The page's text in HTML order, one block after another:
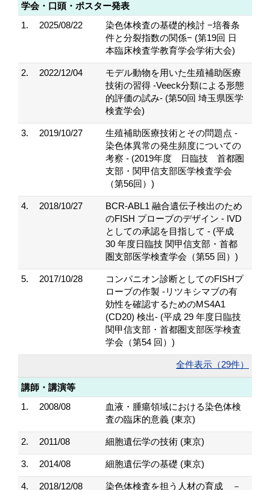
学会・口頭・ポスター発表
1.
2025/08/22
染色体検査の基礎的検討 −培養条
件と分裂指数の関係− (第19回 日
本臨床検査学教育学会学術大会)
2. 2022/12/04
モデル動物を用いた生殖補助医療
技術の習得 -Veeck分類による形態
的評価の試み- (第50回 埼玉県医学
検査学会)
3. 2019/10/27
生殖補助医療技術とその問題点 -
染色体異常の発生頻度についての
考察 - (2019年度 日臨技 首都圏
支部・関甲信支部医学検査学会
（第56回）)
4. 2018/10/27
BCR-ABL1 融合遺伝子検出のため
のFISH プローブのデザイン - IVD
としての承認を目指して - (平成
30 年度日臨技 関甲信支部・首都
圏支部医学検査学会（第55 回）)
5. 2017/10/28
コンパニオン診断としてのFISHプ
ローブの作製 -リツキシマブの有
効性を確認するためのMS4A1
(CD20) 検出- (平成 29 年度日臨技
関甲信支部・首都圏支部医学検査
学会（第54 回）)
全件表示（29件）
講師・講演等
1.
2008/08
血液・腫瘍領域における染色体検
査の臨床的意義 (東京)
2. 2011/08 細胞遺伝学の技術 (東京)
3. 2014/08 細胞遺伝学の基礎 (東京)
4. 2018/12/08 染色体検査を担う人材の育成 －